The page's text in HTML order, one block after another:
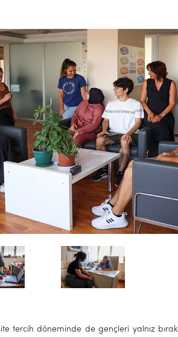
tercih döneminde de gençleri yalnız